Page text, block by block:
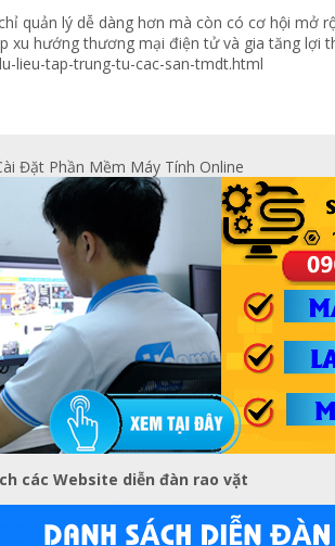
quản lý dễ dàng hơn mà còn có cơ hội mở
xu hướng thương mại điện tử và gia tăng lợi
lieu-tap-trung-tu-cac-san-tmdt.html
Đặt Phần Mềm Máy Tính Online
các Website diễn đàn rao vặt